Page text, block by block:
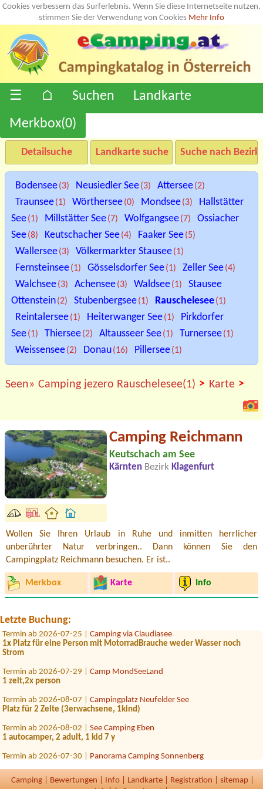
Cookies verbessern das Surferlebnis. Wenn Sie diese Internetseite nutzen,
stimmen Sie der Verwendung von Cookies Mehr Info
☰ ⌂ Suchen
Landkarte
Merkbox(0)
Detailsuche Landkarte suche Suche nach
Bodensee(3) Neusiedler See(3) Attersee(2)
Traunsee(1) Wörthersee(0) Mondsee(3)
Hallstätter
See(1) Millstätter See(7) Wolfgangsee(7)
Ossiacher
See(8) Keutschacher See(4) Faaker See(5)
Wallersee(3) Völkermarkter Stausee(1)
Fernsteinsee(1) Gösselsdorfer See(1) Zeller See(4)
Walchsee(3) Achensee(3) Waldsee(1)
Stausee
Ottenstein(2) Stubenbergsee(1) Rauschelesee(1)
Reintalersee(1) Heiterwanger See(1)
Pirkdorfer
See(1) Thiersee(2) Altausseer See(1) Turnersee(1)
Weissensee(2) Donau(16) Pillersee(1)
Seen» Camping jezero Rauschelesee(1) > Karte >
Camping Reichmann
Keutschach am See
Kärnten Bezirk Klagenfurt
Wollen Sie Ihren Urlaub in Ruhe und inmitten herrlicher
unberührter Natur verbringen.. Dann können Sie den
Campingplatz Reichmann besuchen. Er ist..
Merkbox Karte Info
Letzte Buchung:
Termin ab 2026-07-27 |
Strandcafé Leimüller Camping
nein1x
1xzeltplatz und wagen
Termin ab 2026-07-25 | Camping via Claudiasee
1x Platz für eine Person mit MotorradBrauche weder Wasser noch
Strom
Termin ab 2026-07-29 | Camp MondSeeLand
1 zelt,2x person
Termin ab 2026-08-07 | Campingplatz Neufelder See
Platz für 2 Zelte (3erwachsene, 1kind)
Termin ab 2026-08-02 | See Camping Eben
1 autocamper, 2 adult, 1 kid 7 y
Termin ab 2026-07-30 | Panorama Camping Sonnenberg
Termin ab 2026-08-16 |Camping Heiterwanger See
Camping Bewertungen Info Landkarte Registration sitemap